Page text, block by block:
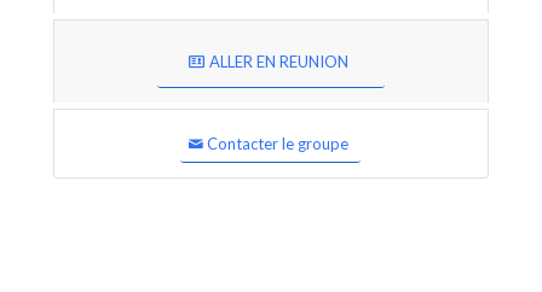
ALLER EN REUNION
Contacter le groupe